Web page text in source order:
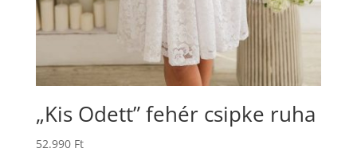
„Kis Odett” fehér csipke ruha
52.990 Ft